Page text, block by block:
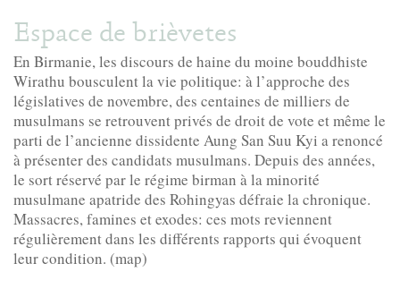
Espace de brièvetes
En Birmanie, les discours de haine du moine bouddhiste
Wirathu bousculent la vie politique: à l’approche des
législatives de novembre, des centaines de milliers de
musulmans se retrouvent privés de droit de vote et même le
parti de l’ancienne dissidente Aung San Suu Kyi a renoncé
à présenter des candidats musulmans. Depuis des années,
le sort réservé par le régime birman à la minorité
musulmane apatride des Rohingyas défraie la chronique.
Massacres, famines et exodes: ces mots reviennent
régulièrement dans les différents rapports qui évoquent
leur condition. (map)